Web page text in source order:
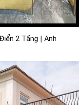
2 Tầng | Anh